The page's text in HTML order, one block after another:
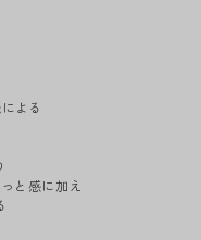
よる
と感に加え